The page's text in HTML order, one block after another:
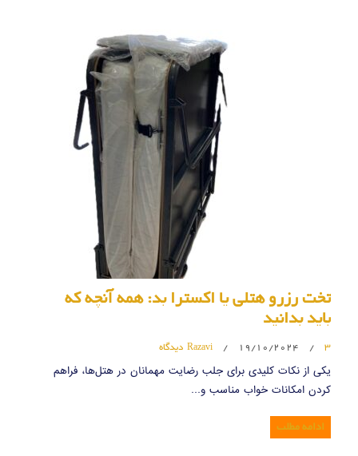
تخت رزرو هتلی یا اکسترا بد: همه آنچه که
باید بدانید
Razavi / 19/10/2024 / 3 دیدگاه
یکی از نکات کلیدی برای جلب رضایت مهمانان در هتل‌ها، فراهم
کردن امکانات خواب مناسب و…
ادامه مطلب